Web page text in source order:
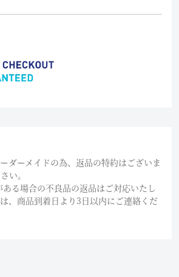
ダーメイドの為、返品の特約はございま
い。
る場合の不良品の返品はご対応いたし
、商品到着日より3日以内にご連絡くだ